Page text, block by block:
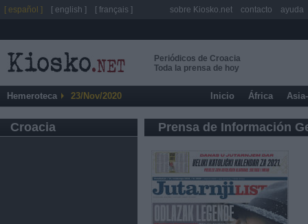
Periódicos de Croacia
Toda la prensa de hoy
Hemeroteca 23/Nov/2020 Inicio África
Croacia Prensa de Información
[ español ] [ english ] [ français ] sobre Kiosko.net contacto ayuda